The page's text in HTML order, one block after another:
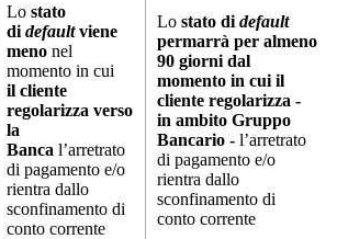
Lo stato
di defaultviene
meno nel
momento in cui
il cliente
regolarizza verso
la
Banca l’arretrato
di pagamento e/o
rientra dallo
sconfinamento di
conto corrente
Lo stato di default
permarrà per almeno
90 giorni dal
momento in cui il
cliente regolarizza -
in ambito Gruppo
Bancario - l’arretrato
di pagamento e/o
rientra dallo
sconfinamento di
conto corrente